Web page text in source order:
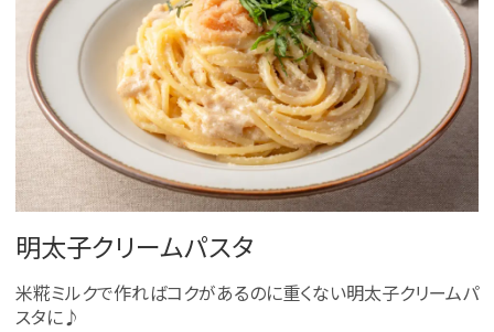
明太子クリームパスタ
米糀ミルクで作ればコクがあるのに重くない明太子クリームパ
スタに♪